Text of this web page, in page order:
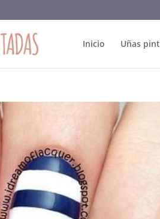
Inicio Uñas